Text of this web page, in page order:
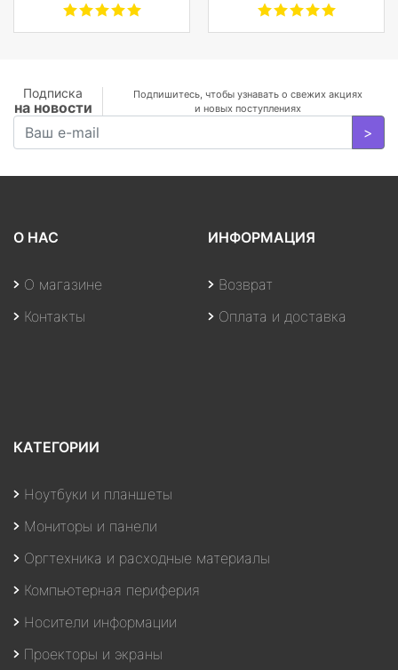
WIRELESS OVER-EAR,
черные
Подписка
на новости
Подпишитесь, чтобы узнавать о свежих акциях
и новых поступлениях
>
О НАС
О магазине
Контакты
ИНФОРМАЦИЯ
Возврат
Оплата и доставка
КАТЕГОРИИ
Ноутбуки и планшеты
Мониторы и панели
Оргтехника и расходные материалы
Компьютерная периферия
Носители информации
Проекторы и экраны